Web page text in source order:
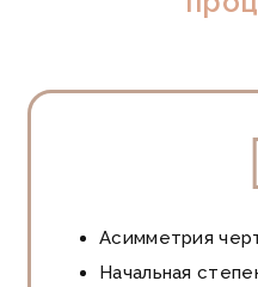
Асимметрия
Начальная